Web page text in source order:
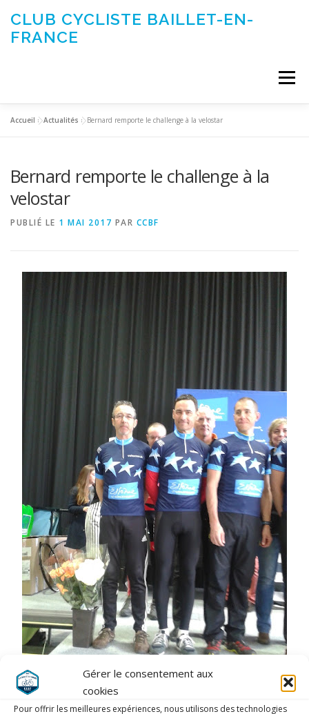
Gérer le consentement aux
cookies
Pour offrir les meilleures expériences, nous utilisons des technologies
contenu
CLUB CYCLISTE BAILLET-EN-
FRANCE
Menu
SORTIES CLUB CONTACTEZ-NOUS
Accueil »Actualités »Bernard remporte le challenge à la velostar
Bernard remporte le challenge à la
velostar
PUBLIÉ LE 1 MAI 2017 PAR CCBF